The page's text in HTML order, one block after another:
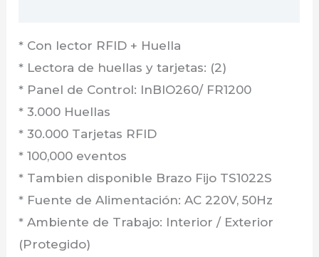
* Con lector RFID + Huella
* Lectora de huellas y tarjetas: (2)
* Panel de Control: InBIO260/ FR1200
* 3.000 Huellas
* 30.000 Tarjetas RFID
* 100,000 eventos
* Tambien disponible Brazo Fijo TS1022S
* Fuente de Alimentación: AC 220V, 50Hz
* Ambiente de Trabajo: Interior / Exterior
(Protegido)